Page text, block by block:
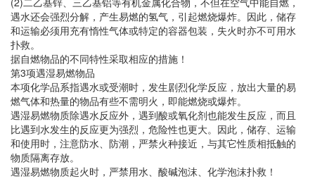
遇水还会强烈分解，产生易燃的氢气，引起燃烧爆炸。因此，储存
和运输必须用充有惰性气体或特定的容器包装，失火时亦不可用水
扑救。
据自燃物品的不同特性采取相应的措施！
第3项遇湿易燃物品
本项化学品系指遇水或受潮时，发生剧烈化学反应，放出大量的易
燃气体和热量的物品有些不需明火，即能燃烧或爆炸。
遇湿易燃物质除遇水反应外，遇到酸或氧化剂也能发生反应，而且
比遇到水发生的反应更为强烈，危险性也更大。因此，储存、运输
和使用时，注意防水、防潮，严禁火种接近，与其它性质相抵触的
物质隔离存放。
遇湿易燃物质起火时，严禁用水、酸碱泡沫、化学泡沫扑救！